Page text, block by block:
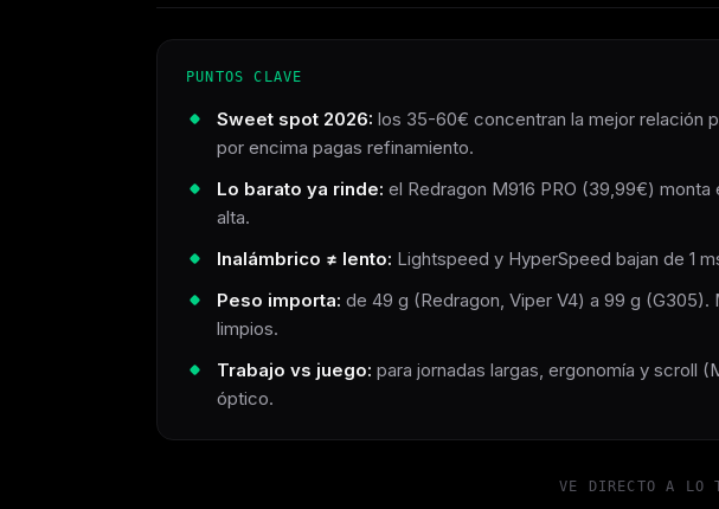
PUNTOS CLAVE
Sweet spot 2026: los 35-60€ concentran la mejor relación
por encima pagas refinamiento.
Lo barato ya rinde: el Redragon M916 PRO (39,99€)
alta.
Inalámbrico ≠ lento: Lightspeed y HyperSpeed bajan de 1
Peso importa: de 49 g (Redragon, Viper V4) a 99 g
limpios.
Trabajo vs juego: para jornadas largas, ergonomía y scroll
óptico.
VE DIRECTO A LO